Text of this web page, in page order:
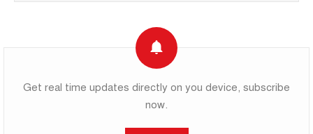
Get real time updates directly on you device, subscribe
now.